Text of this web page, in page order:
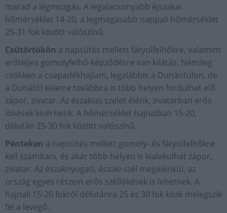
marad a légmozgás. A legalacsonyabb éjszakai
hőmérséklet 14-20, a legmagasabb nappali hőmérséklet
25-31 fok között valószínű.
Csütörtökön a napsütés mellett fátyolfelhőkre, valamint
erőteljes gomolyfelhő-képződésre van kilátás. Némileg
csökken a csapadékhajlam, legalábbis a Dunántúlon, de
a Dunától keletre továbbra is több helyen fordulhat elő
zápor, zivatar. Az északias szelet élénk, zivatarban erős
lökések kísérhetik. A hőmérséklet hajnalban 15-20,
délután 25-30 fok között valószínű.
Pénteken a napsütés mellett gomoly- és fátyolfelhőkre
kell számítani, és akár több helyen is kialakulhat zápor,
zivatar. Az északnyugati, északi szél megélénkül, az
ország egyes részein erős széllökések is lehetnek. A
hajnali 15-20 fokról délutánra 25 és 30 fok közé melegszik
fel a levegő.